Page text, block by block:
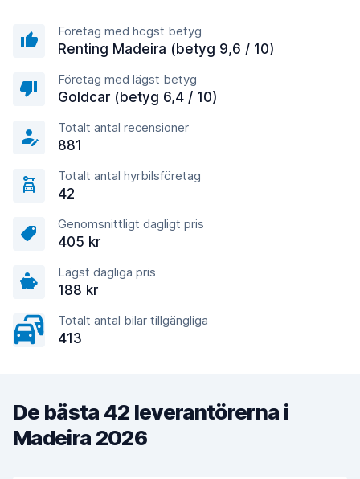
Företag med högst betyg
Renting Madeira (betyg 9,6 / 10)
Företag med lägst betyg
Goldcar (betyg 6,4 / 10)
Totalt antal recensioner
881
Totalt antal hyrbilsföretag
42
Genomsnittligt dagligt pris
405 kr
Lägst dagliga pris
188 kr
Totalt antal bilar tillgängliga
413
De bästa 42 leverantörerna i
Madeira 2026